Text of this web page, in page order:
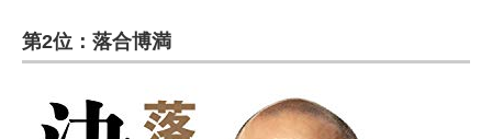
エネルギーの専門メディア
ちょっと気になるネットの話題
第2位：落合博満